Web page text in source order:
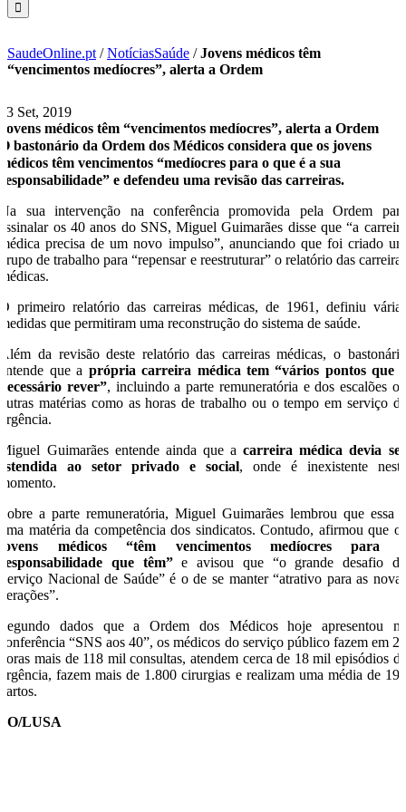
SaudeOnline.pt /NotíciasSaúde /Jovens médicos têm
“vencimentos medíocres”, alerta a Ordem
23 Set, 2019
Jovens médicos têm “vencimentos medíocres”, alerta a Ordem
O bastonário da Ordem dos Médicos considera que os jovens
médicos têm vencimentos “medíocres para o que é a sua
responsabilidade” e defendeu uma revisão das carreiras.
Na sua intervenção na conferência promovida pela Ordem para
assinalar os 40 anos do SNS, Miguel Guimarães disse que “a carreira
médica precisa de um novo impulso”, anunciando que foi criado um
grupo de trabalho para “repensar e reestruturar” o relatório das carreiras
médicas.
O primeiro relatório das carreiras médicas, de 1961, definiu várias
medidas que permitiram uma reconstrução do sistema de saúde.
Além da revisão deste relatório das carreiras médicas, o bastonário
entende que a própria carreira médica tem “vários pontos que é
necessário rever”, incluindo a parte remuneratória e dos escalões ou
outras matérias como as horas de trabalho ou o tempo em serviço de
urgência.
Miguel Guimarães entende ainda que acarreira médica devia ser
estendida ao setor privado e social, onde é inexistente neste
momento.
Sobre a parte remuneratória, Miguel Guimarães lembrou que essa é
uma matéria da competência dos sindicatos. Contudo, afirmou que os
jovens médicos “têm vencimentos medíocres para a
responsabilidade que têm”e avisou que “o grande desafio do
Serviço Nacional de Saúde” é o de se manter “atrativo para as novas
gerações”.
Segundo dados que a Ordem dos Médicos hoje apresentou na
conferência “SNS aos 40”, os médicos do serviço público fazem em 24
horas mais de 118 mil consultas, atendem cerca de 18 mil episódios de
urgência, fazem mais de 1.800 cirurgias e realizam uma média de 190
partos.
SO/LUSA